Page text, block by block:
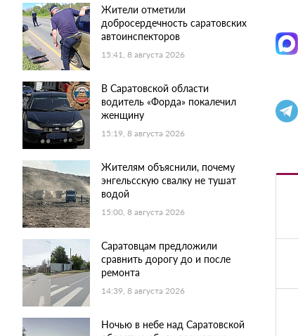
Жители отметили
добросердечность саратовских
автоинспекторов
15:41, 8 августа 2026
В Саратовской области
водитель «Форда» покалечил
женщину
15:19, 8 августа 2026
Жителям объяснили, почему
энгельсскую свалку не тушат
водой
15:00, 8 августа 2026
Саратовцам предложили
сравнить дорогу до и после
ремонта
14:39, 8 августа 2026
Ночью в небе над Саратовской